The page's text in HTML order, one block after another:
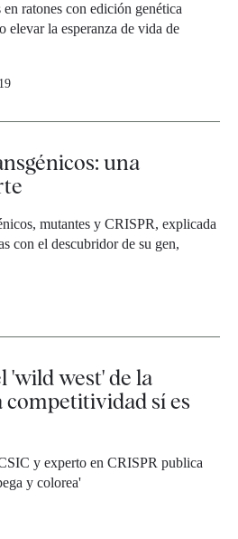
ratones con edición genética
elevar la esperanza de vida de
una
mutantes y CRISPR, explicada
con el descubridor de su gen,
'wild west' de la
competitividad sí es
y experto en CRISPR publica
y colorea'